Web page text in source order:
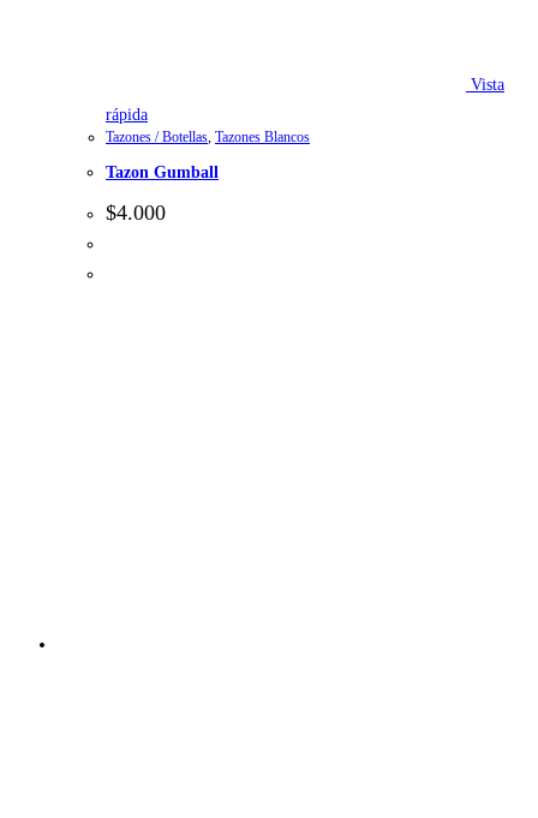
Vista
rápida
Tazones / Botellas Tazones Blancos
Tazon Gumball
$4.000